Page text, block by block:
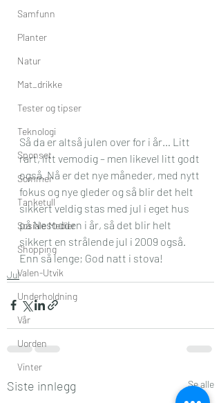
Samfunn
Planter
Natur
Mat_drikke
Tester og tipser
Teknologi
Sponset
Sommer
Tanketull
Sosiale Medier
Shopping
Valen-Utvik
Underholdning
Vår
Uorden
Vinter
Så da er altså julen over for i år… Litt
rart, litt vemodig – men likevel litt godt
også. Nå er det nye måneder, med nytt
fokus og nye gleder og så blir det helt
sikkert veldig stas med jul i eget hus
på Nesodden i år, så det blir helt
sikkert en strålende jul i 2009 også.
Enn så lenge; God natt i stova!
Jul
Siste innlegg Se alle